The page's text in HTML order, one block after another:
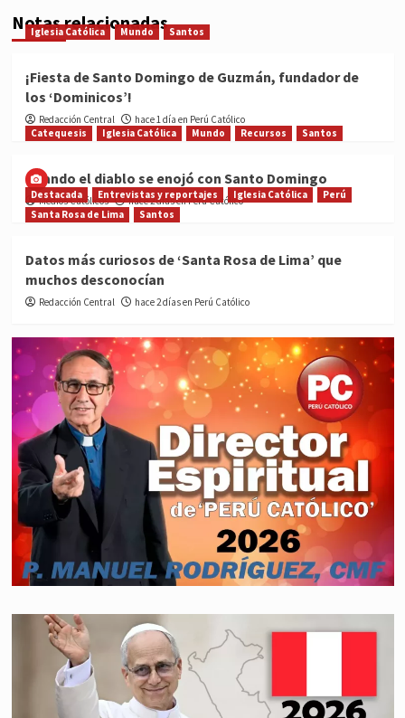
Notas relacionadas
Iglesia Católica Mundo Santos
¡Fiesta de Santo Domingo de Guzmán, fundador de
los ‘Dominicos’!
Redacción Central
hace 1 día en Perú Católico
Catequesis
Iglesia Católica Mundo Recursos Santos
Cuando el diablo se enojó con Santo Domingo
Medios Católicos hace 2 días en Perú Católico
Destacada Entrevistas y reportajes Iglesia Católica
Perú
Santa Rosa de Lima
Santos
Datos más curiosos de ‘Santa Rosa de Lima’ que
muchos desconocían
Redacción Central hace 2 días en Perú Católico